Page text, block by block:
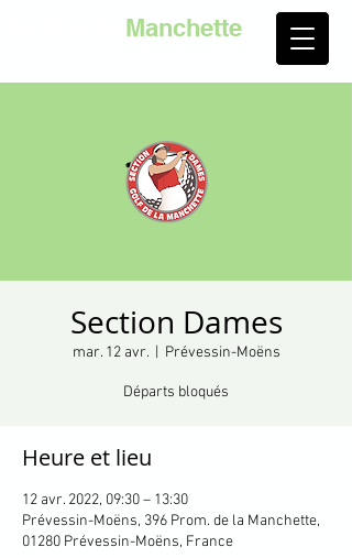
Manchette
Section Dames
mar. 12 avr.
  |
Prévessin-Moëns
Départs bloqués
Heure et lieu
12 avr. 2022, 09:30 – 13:30
Prévessin-Moëns, 396 Prom. de la Manchette,
01280 Prévessin-Moëns, France